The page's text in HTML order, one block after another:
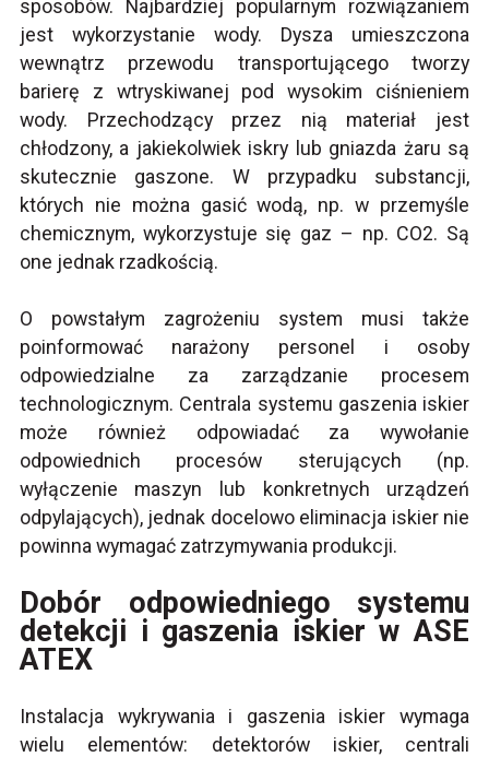
sposobów. Najbardziej popularnym rozwiązaniem
jest wykorzystanie wody. Dysza umieszczona
wewnątrz przewodu transportującego tworzy
barierę z wtryskiwanej pod wysokim ciśnieniem
wody. Przechodzący przez nią materiał jest
chłodzony, a jakiekolwiek iskry lub gniazda żaru są
skutecznie gaszone. W przypadku substancji,
których nie można gasić wodą, np. w przemyśle
chemicznym, wykorzystuje się gaz – np. CO2. Są
one jednak rzadkością.
O powstałym zagrożeniu system musi także
poinformować narażony personel i osoby
odpowiedzialne za zarządzanie procesem
technologicznym. Centrala systemu gaszenia iskier
może również odpowiadać za wywołanie
odpowiednich procesów sterujących (np.
wyłączenie maszyn lub konkretnych urządzeń
odpylających), jednak docelowo eliminacja iskier nie
powinna wymagać zatrzymywania produkcji.
Dobór odpowiedniego systemu
detekcji i gaszenia iskier w ASE
ATEX
Instalacja wykrywania i gaszenia iskier wymaga
wielu elementów: detektorów iskier, centrali